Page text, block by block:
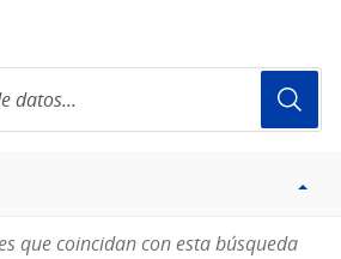
que coincidan con esta búsqueda